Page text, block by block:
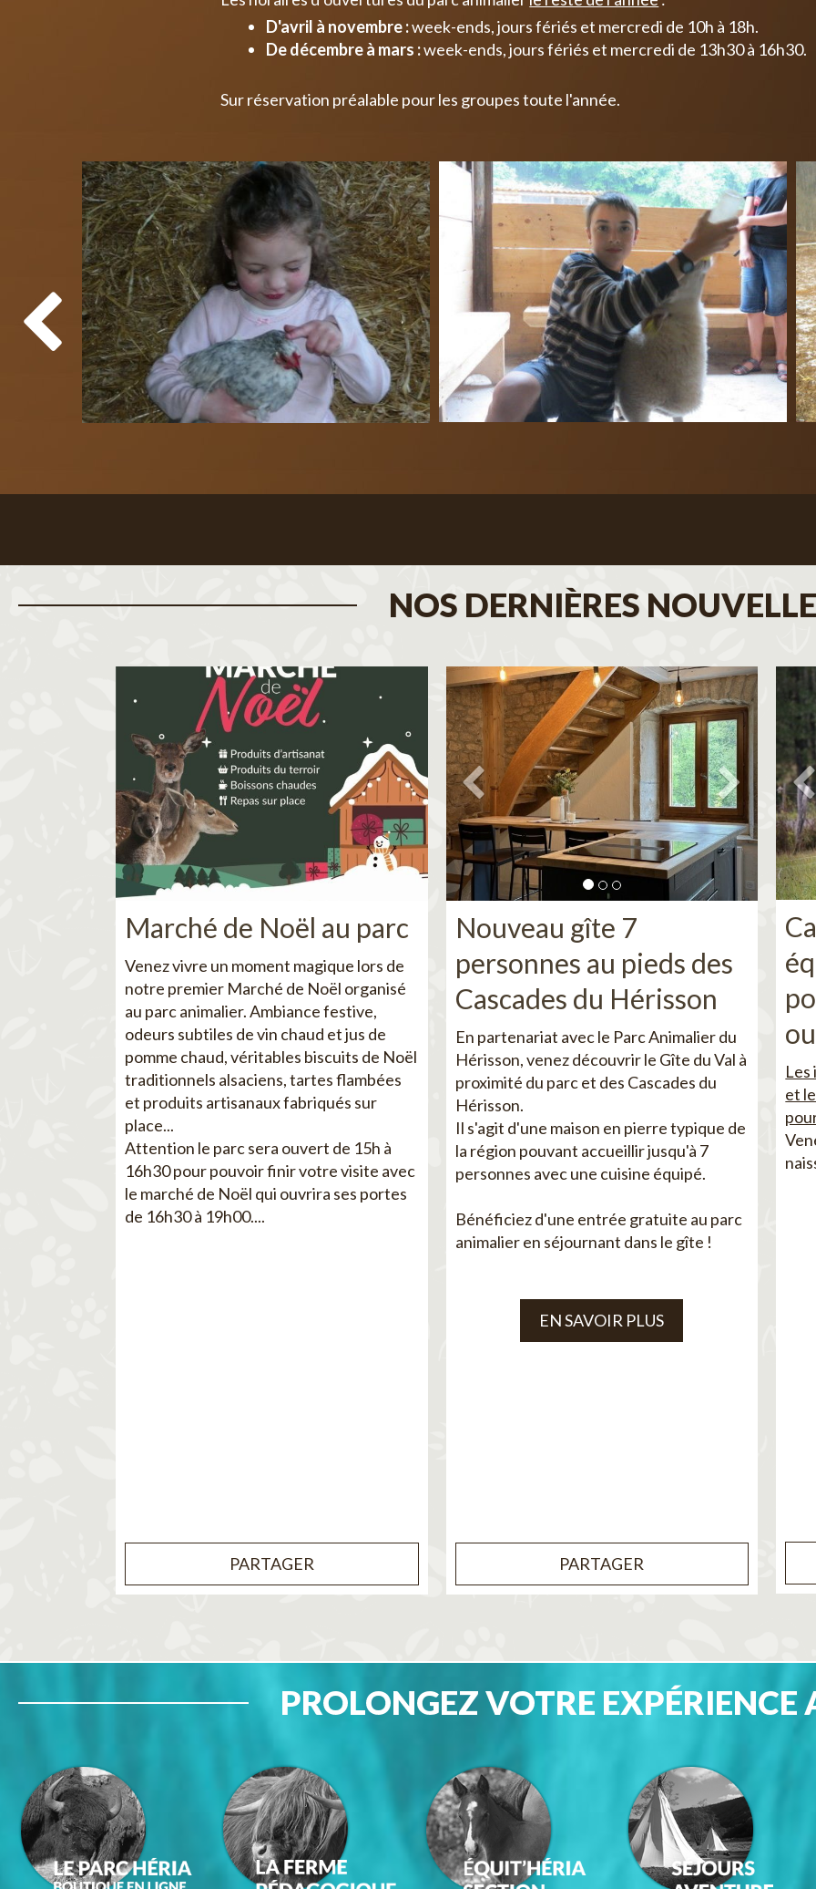
D'avril à novembre :week-ends, jours fériés et mercredi de 10h à 18h.
De décembre à mars :week-ends, jours fériés et mercredi de 13h30 à 16h30.
Sur réservation préalable pour les groupes toute l'année.
NOS DERNIÈRES
Marché de Noël au parc
Venez vivre un moment magique lors de
notre premier Marché de Noël organisé
au parc animalier. Ambiance festive,
odeurs subtiles de vin chaud et jus de
pomme chaud, véritables biscuits de Noël
traditionnels alsaciens, tartes flambées
et produits artisanaux fabriqués sur
place...
Attention le parc sera ouvert de 15h à
16h30 pour pouvoir finir votre visite avec
le marché de Noël qui ouvrira ses portes
de 16h30 à 19h00....
PARTAGER
Nouveau gîte 7
personnes au pieds des
Cascades du Hérisson
En partenariat avec le Parc Animalier du
Hérisson, venez découvrir le Gîte du Val à
proximité du parc et des Cascades du
Hérisson.
Il s'agit d'une maison en pierre typique de
la région pouvant accueillir jusqu'à 7
personnes avec une cuisine équipé.
Bénéficiez d'une entrée gratuite au parc
animalier en séjournant dans le gîte !
EN SAVOIR PLUS
PARTAGER
Les
et
PROLONGEZ VOTRE EXPÉRIENCE